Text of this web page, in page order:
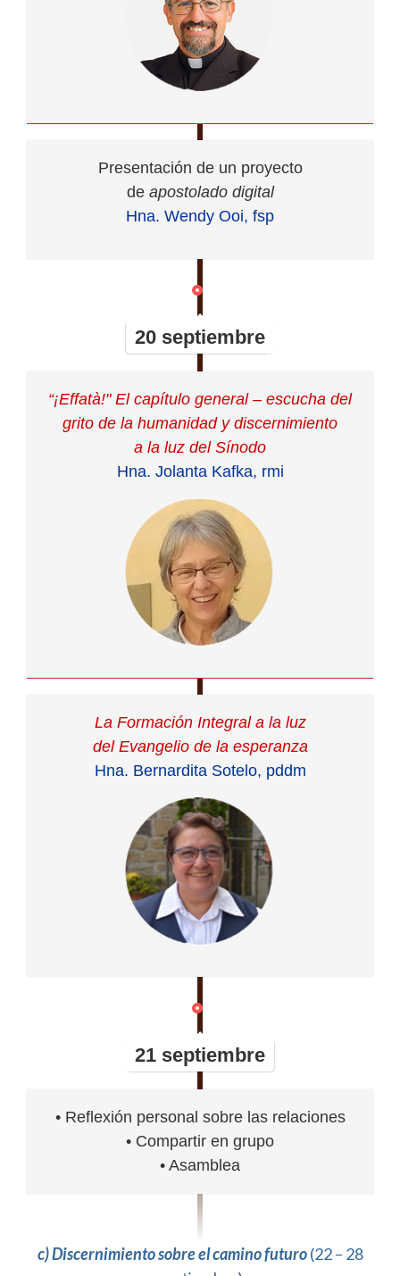
Presentación de un proyecto
de apostolado digital
Hna. Wendy Ooi, fsp
20 septiembre
“¡Effatà!" El capítulo general – escucha del
grito de la humanidad y discernimiento
a la luz del Sínodo
Hna. Jolanta Kafka, rmi
La Formación Integral a la luz
del Evangelio de la esperanza
Hna. Bernardita Sotelo, pddm
21 septiembre
• Reflexión personal sobre las relaciones
• Compartir en grupo
• Asamblea
c) Discernimiento sobre el camino futuro(22 – 28